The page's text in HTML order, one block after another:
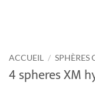
ACCUEIL / SPHÈRES
4 spheres XM